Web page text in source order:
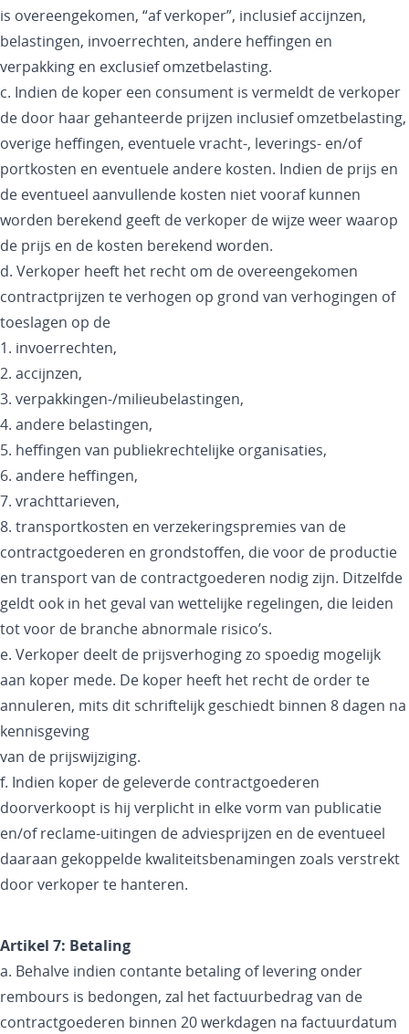
is overeengekomen, “af verkoper”, inclusief accijnzen,
belastingen, invoerrechten, andere heffingen en
verpakking en exclusief omzetbelasting.
c. Indien de koper een consument is vermeldt de verkoper
de door haar gehanteerde prijzen inclusief omzetbelasting,
overige heffingen, eventuele vracht-, leverings- en/of
portkosten en eventuele andere kosten. Indien de prijs en
de eventueel aanvullende kosten niet vooraf kunnen
worden berekend geeft de verkoper de wijze weer waarop
de prijs en de kosten berekend worden.
d. Verkoper heeft het recht om de overeengekomen
contractprijzen te verhogen op grond van verhogingen of
toeslagen op de
1. invoerrechten,
2. accijnzen,
3. verpakkingen-/milieubelastingen,
4. andere belastingen,
5. heffingen van publiekrechtelijke organisaties,
6. andere heffingen,
7. vrachttarieven,
8. transportkosten en verzekeringspremies van de
contractgoederen en grondstoffen, die voor de productie
en transport van de contractgoederen nodig zijn. Ditzelfde
geldt ook in het geval van wettelijke regelingen, die leiden
tot voor de branche abnormale risico’s.
e. Verkoper deelt de prijsverhoging zo spoedig mogelijk
aan koper mede. De koper heeft het recht de order te
annuleren, mits dit schriftelijk geschiedt binnen 8 dagen na
kennisgeving
van de prijswijziging.
f. Indien koper de geleverde contractgoederen
doorverkoopt is hij verplicht in elke vorm van publicatie
en/of reclame-uitingen de adviesprijzen en de eventueel
daaraan gekoppelde kwaliteitsbenamingen zoals verstrekt
door verkoper te hanteren.
Artikel 7: Betaling
a. Behalve indien contante betaling of levering onder
rembours is bedongen, zal het factuurbedrag van de
contractgoederen binnen 20 werkdagen na factuurdatum